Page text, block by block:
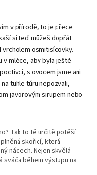
v přírodě, to je přece
si teď můžeš dopřát
vrcholem osmitisícovky.
v mléce, aby byla ještě
s ovocem jsme ani
tuhle túru nepozvali,
javorovým sirupem nebo
Tak to tě určitě potěší
skořicí, která
nádech. Nejen skvělá
sváča během výstupu na